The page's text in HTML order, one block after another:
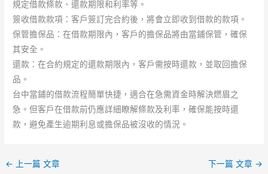
規定借款條款、還款期限和利率等。
簽收借款款項：客戶簽訂完合約後，將會立即收到借款的款項。
保管擔保品：在借款期限內，客戶的擔保品將由當鋪保管，確保
其安全。
還款：在合約規定的還款期限內，客戶需按時還款，並取回擔保
品。
台中當鋪的借款流程簡單快捷，適合在急需資金時解決燃眉之
急。但客戶在借款前仍應詳細瞭解條款及利率，確保能按時還
款，避免產生逾期利息或擔保品被沒收的情況。
← 上一篇 文章 下一篇 文章 →